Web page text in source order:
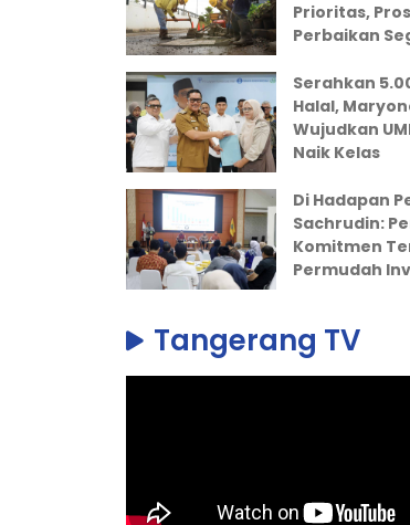
Prioritas,
Perbaikan
Serahkan
Halal,
Wujudkan
Naik Kelas
Di Hadapan
Sachrudin:
Komitmen
Permudah
Tangerang TV